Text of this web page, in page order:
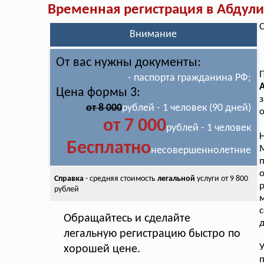
Временная регистрация в
Внимание
От вас нужны документы:
- паспорта гражданина РФ;
Цена формы 3:
от 8 000рублей - 1 человек (90 дней)
от 7 000рублей - 1 человек
Бесплатнонесовершеннолетние
Справка- средняя стоимость легальной услуги от 9 800
рублей
Обращайтесь и сделайте
легальную регистрацию быстро по
хорошей цене.